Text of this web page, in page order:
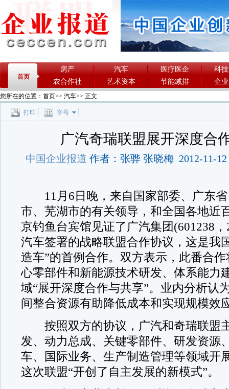
首页
房产 汽车 医疗医企
科
农合作社
艺术资本 节能减排 企
您所在的位置： 首页>> 汽车>> 正文
打印 字号
广汽奇瑞联盟展开深度合
中国企业报道 作者：张骅 张晓梅 2012-11-
11月6日晚，来自国家部委、广东省
市、芜湖市的有关领导，和全国各地近
京钓鱼台宾馆见证了广汽集团(601238
汽车签署的战略联盟合作协议，这是我
造车”的首例合作。双方表示，此番合
心零部件和新能源技术研发、体系能力
域“展开深度合作与共享”。业内分析认
间整合资源有助降低成本和实现规模效
按照双方的协议，广汽和奇瑞联盟
发、动力总成、关键零部件、研发资源
车、国际业务、生产制造管理等领域开
这次联盟“开创了自主发展的新模式”。